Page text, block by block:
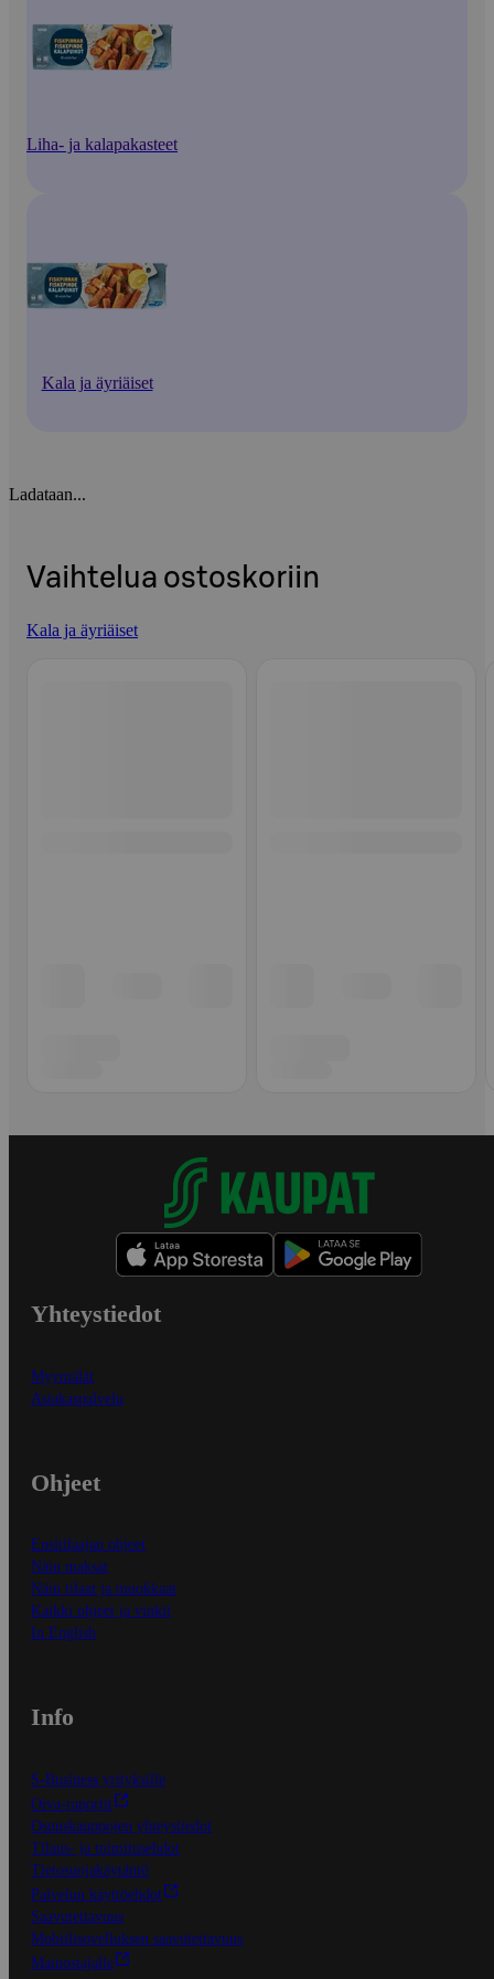
Liha- ja kalapakasteet
Kala ja äyriäiset
Ladataan...
Vaihtelua ostoskoriin
Kala ja äyriäiset
Yhteystiedot
Myymälät
Asiakaspalvelu
Ohjeet
Ensitilaajan ohjeet
Näin maksat
Näin tilaat ja muokkaat
Kaikki ohjeet ja vinkit
In English
Info
S-Business yrityksille
Oiva-raportit
Osuuskauppojen yhteystiedot
Tilaus- ja toimitusehdot
Tietosuojakäytäntö
Palvelun käyttöehdot
Saavutettavuus
Mobiilisovelluksen saavutettavuus
Mainostajalle